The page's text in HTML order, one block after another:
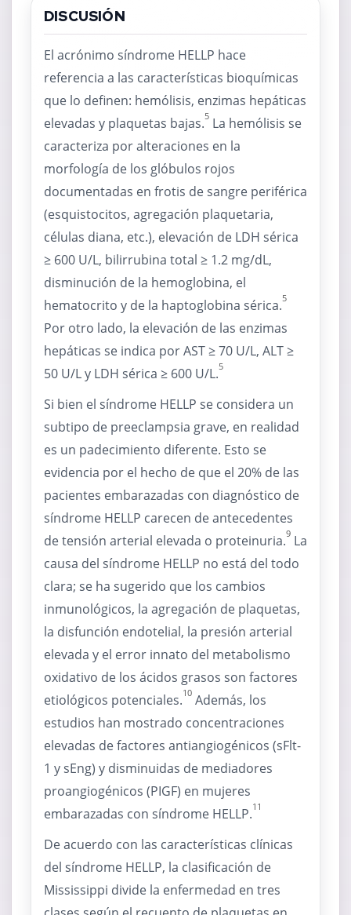
DISCUSIÓN
El acrónimo síndrome HELLP hace
referencia a las características bioquímicas
que lo definen: hemólisis, enzimas hepáticas
elevadas y plaquetas bajas.5 La hemólisis se
caracteriza por alteraciones en la
morfología de los glóbulos rojos
documentadas en frotis de sangre periférica
(esquistocitos, agregación plaquetaria,
células diana, etc.), elevación de LDH sérica
≥ 600 U/L, bilirrubina total ≥ 1.2 mg/dL,
disminución de la hemoglobina, el
hematocrito y de la haptoglobina sérica.5
Por otro lado, la elevación de las enzimas
hepáticas se indica por AST ≥ 70 U/L, ALT ≥
50 U/L y LDH sérica ≥ 600 U/L.5
Si bien el síndrome HELLP se considera un
subtipo de preeclampsia grave, en realidad
es un padecimiento diferente. Esto se
evidencia por el hecho de que el 20% de las
pacientes embarazadas con diagnóstico de
síndrome HELLP carecen de antecedentes
de tensión arterial elevada o proteinuria.9 La
causa del síndrome HELLP no está del todo
clara; se ha sugerido que los cambios
inmunológicos, la agregación de plaquetas,
la disfunción endotelial, la presión arterial
elevada y el error innato del metabolismo
oxidativo de los ácidos grasos son factores
etiológicos potenciales.10 Además, los
estudios han mostrado concentraciones
elevadas de factores antiangiogénicos (sFlt-
1 y sEng) y disminuidas de mediadores
proangiogénicos (PIGF) en mujeres
embarazadas con síndrome HELLP.11
De acuerdo con las características clínicas
del síndrome HELLP, la clasificación de
Mississippi divide la enfermedad en tres